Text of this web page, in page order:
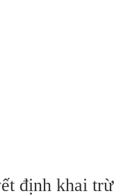
định khai trừ